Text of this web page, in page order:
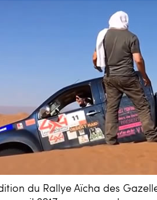
du Rallye Aïcha des